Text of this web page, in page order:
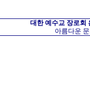
대한 예수교 장로회
아름다운